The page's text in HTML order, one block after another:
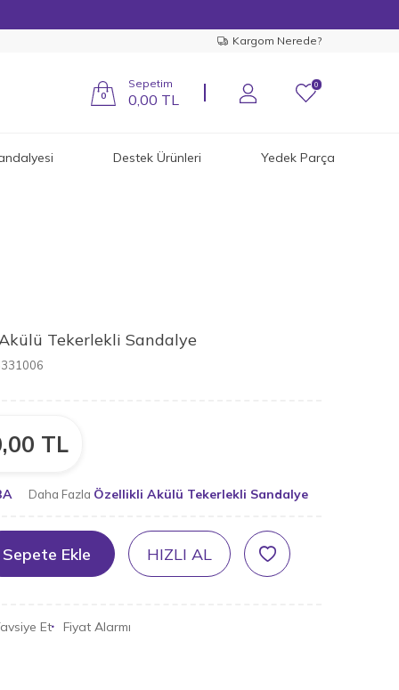
Kargom Nerede?
0
Sepetim
0,00 TL
0
Destek Ürünleri Yedek Parça
Tekerlekli Sandalye
TL
Daha Fazla Özellikli Akülü Tekerlekli Sandalye
Sepete Ekle HIZLI AL
Et Fiyat Alarmı